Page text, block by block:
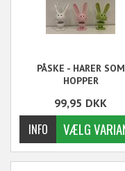
PÅSKE - HARER SOM
HOPPER
99,95 DKK